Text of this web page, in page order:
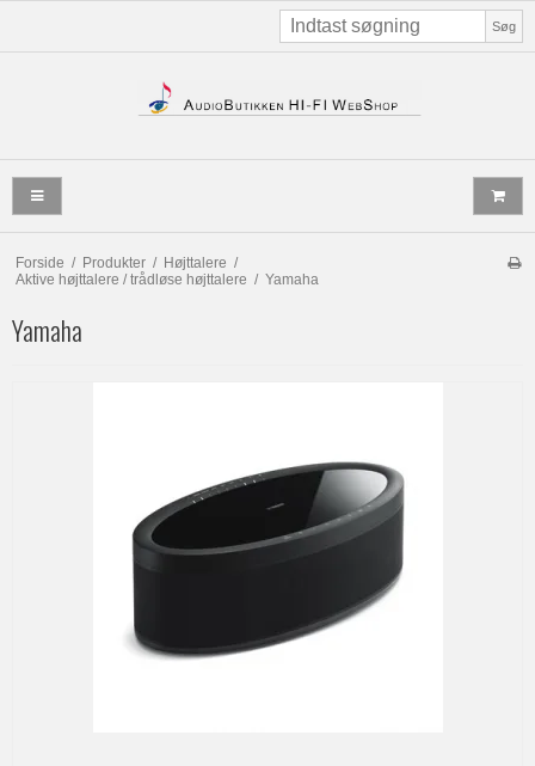
Søg
Forside / Produkter / Højttalere /
Aktive højttalere / trådløse højttalere / Yamaha
Yamaha